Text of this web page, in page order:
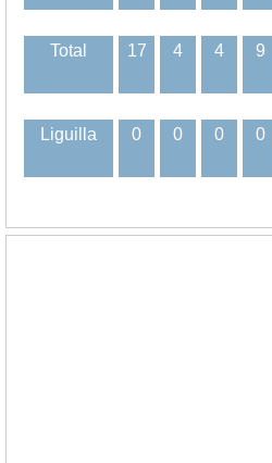
Total 17 4 4 9
Liguilla 0 0 0 0